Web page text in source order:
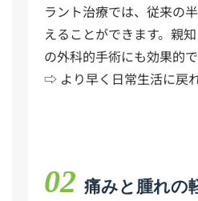
ラント治療では、従来の
えることができます。親
の外科的手術にも効果的で
⇨ より早く日常生活に戻
02 痛みと腫れの